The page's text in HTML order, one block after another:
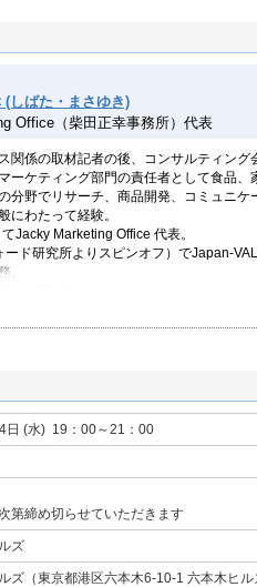
しばた・まさゆき)
Office（柴田正幸事務所）代表
関係の取材記者の後、コンサルティング
ーケティング部門の責任者として食品、
分野でリサーチ、商品開発、コミュニケ
にわたって経験。
Jacky Marketing Office 代表。
ード研究所よりスピンオフ）でJapan-
。
日 (水) 19：00～21：00
第締め切らせていただきます
ズ
ズ（東京都港区六本木6-10-1 六本木ヒ